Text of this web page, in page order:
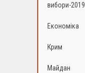
вибори-2019
Економіка
Крим
Майдан